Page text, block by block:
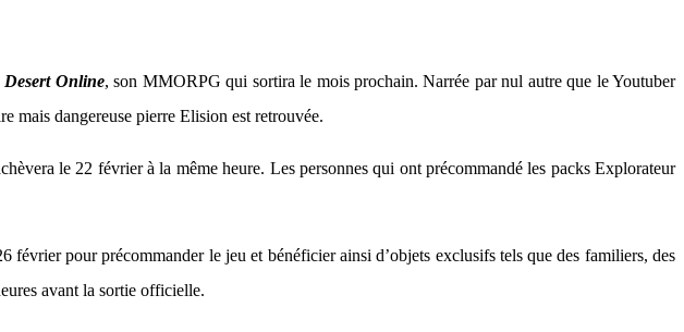
Desert Online, son MMORPG qui sortira le mois prochain. Narrée par nul autre que le Youtuber
mais dangereuse pierre Elision est retrouvée.
le 22 février à la même heure. Les personnes qui ont précommandé les packs Explorateur
pour précommander le jeu et bénéficier ainsi d’objets exclusifs tels que des familiers, des
avant la sortie officielle.